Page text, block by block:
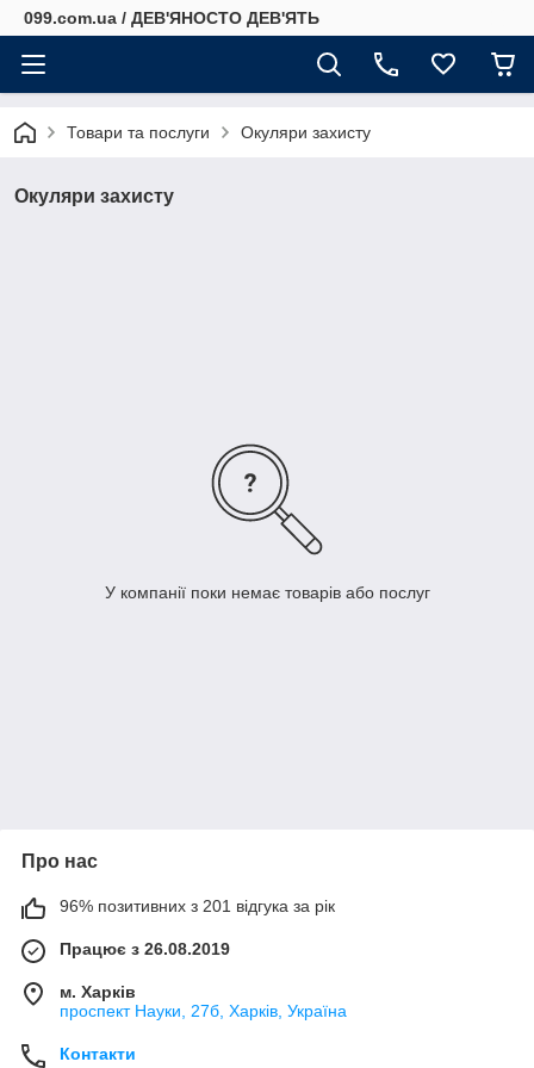
099.com.ua / ДЕВ'ЯНОСТО ДЕВ'ЯТЬ
Товари та послуги Окуляри захисту
Окуляри захисту
У компанії поки немає товарів або послуг
Про нас
96% позитивних з 201 відгука за рік
Працює з 26.08.2019
м. Харків
проспект Науки, 27б, Харків, Україна
Контакти